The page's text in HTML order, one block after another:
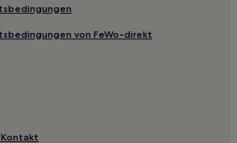
von FeWo-direkt